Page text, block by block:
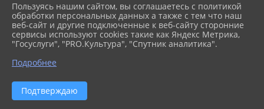
Пользуясь нашим сайтом, вы соглашаетесь с политикой
обработки персональных данных а также с тем что наш
веб-сайт и другие подключенные к веб-сайту сторонние
сервисы используют cookies такие как Яндекс Метрика,
"Госуслуги", "PRO.Культура", "Спутник аналитика".
Подробнее
Подтверждаю